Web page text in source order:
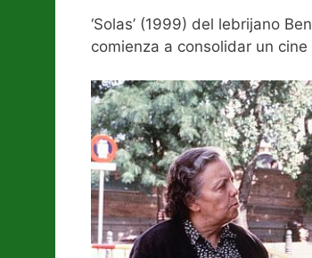
‘Solas’ (1999) del lebrijano
comienza a consolidar un